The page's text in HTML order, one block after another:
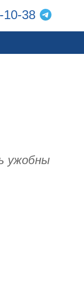
10-38
ужобны